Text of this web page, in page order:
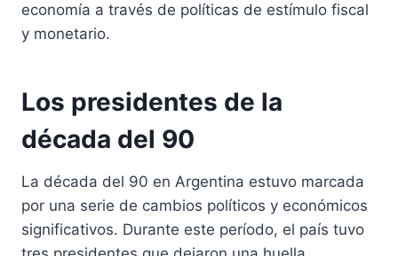
economía a través de políticas de estímulo fiscal
y monetario.
Los presidentes de la
década del 90
La década del 90 en Argentina estuvo marcada
por una serie de cambios políticos y económicos
significativos. Durante este período, el país tuvo